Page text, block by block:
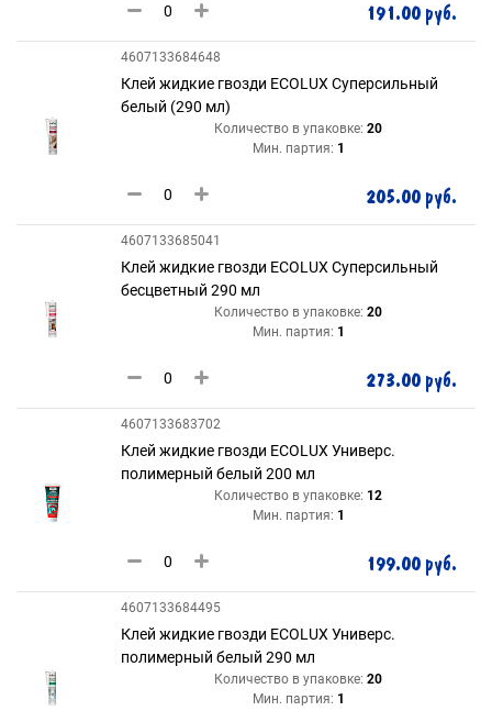
191.00 руб.
4607133684648
Клей жидкие гвозди ECOLUX Суперсильный
белый (290 мл)
Количество в упаковке: 20
Мин. партия: 1
205.00 руб.
4607133685041
Клей жидкие гвозди ECOLUX Суперсильный
бесцветный 290 мл
Количество в упаковке: 20
Мин. партия: 1
273.00 руб.
4607133683702
Клей жидкие гвозди ECOLUX Универс.
полимерный белый 200 мл
Количество в упаковке: 12
Мин. партия: 1
199.00 руб.
4607133684495
Клей жидкие гвозди ECOLUX Универс.
полимерный белый 290 мл
Количество в упаковке: 20
Мин. партия: 1